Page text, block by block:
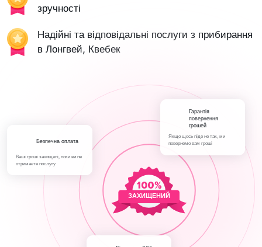
зручності
Надійні та відповідальні послуги з прибирання
в Лонгвей, Квебек
ЗАХИЩЕНИЙ
Безпечна оплата
Ваші гроші захищені, поки ви не
отримаєте послугу
Гарантія
повернення
грошей
Якщо щось піде не так, ми
повернемо вам гроші